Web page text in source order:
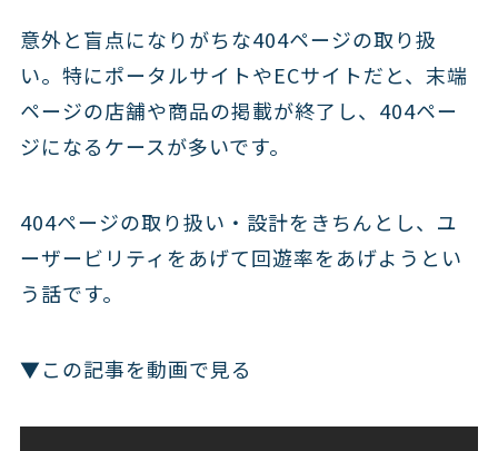
意外と盲点になりがちな404ページの取り扱
い。特にポータルサイトやECサイトだと、末端
ページの店舗や商品の掲載が終了し、404ペー
ジになるケースが多いです。
404ページの取り扱い・設計をきちんとし、ユ
ーザービリティをあげて回遊率をあげようとい
う話です。
▼この記事を動画で見る